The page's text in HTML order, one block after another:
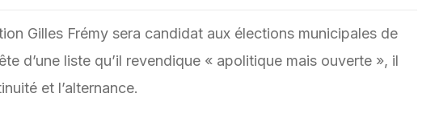
Gilles Frémy sera candidat aux élections municipales de
d’une liste qu’il revendique « apolitique mais ouverte », il
et l’alternance.